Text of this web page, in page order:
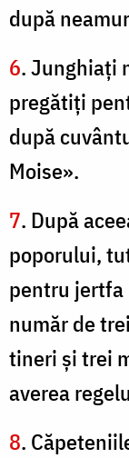
după
6. Junghiaţi
pregătiţi
după
Moise».
7. După
poporului,
pentru jertfa
număr de
tineri şi trei
averea
8.